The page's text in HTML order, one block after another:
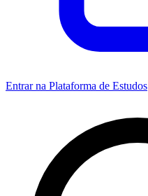
Entrar na Plataforma de Estudos